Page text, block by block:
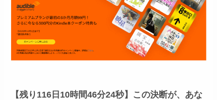
【残り116日10時間46分23秒】 この決断が、あな